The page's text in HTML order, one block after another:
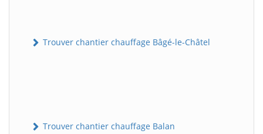
Trouver chantier chauffage Bâgé-le-Châtel
Trouver chantier chauffage Balan